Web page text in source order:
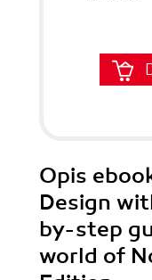
Opis
Design
by-step
world of